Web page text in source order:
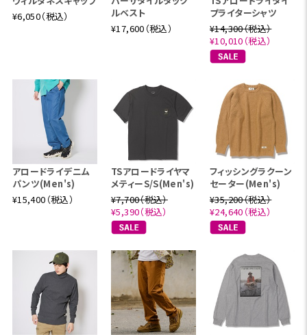
¥6,050（税込）
ルベスト
¥17,600（税込）
プライターシャツ
¥14,300（税込）
¥10,010（税込）
アロードライデニム
パンツ(Men's)
¥15,400（税込）
TSアロードライヤマ
メティーS/S(Men's)
¥7,700（税込）
¥5,390（税込）
フィッシングラクーン
セーター(Men's)
¥35,200（税込）
¥24,640（税込）